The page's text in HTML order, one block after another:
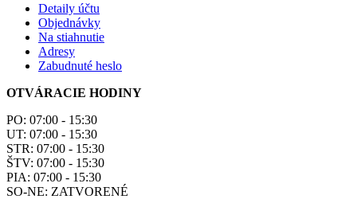
Detaily účtu
Objednávky
Na stiahnutie
Adresy
Zabudnuté heslo
OTVÁRACIE HODINY
PO: 07:00 - 15:30
UT: 07:00 - 15:30
STR: 07:00 - 15:30
ŠTV: 07:00 - 15:30
PIA: 07:00 - 15:30
SO-NE: ZATVORENÉ